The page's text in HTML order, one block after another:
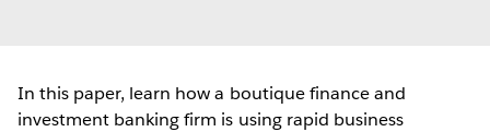
In this paper, learn how a boutique finance and
investment banking firm is using rapid business